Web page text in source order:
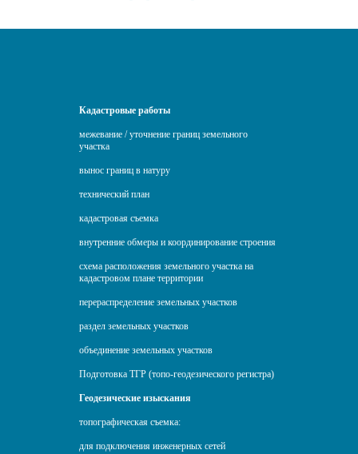
Кадастровые работы
межевание / уточнение границ земельного
участка
вынос границ в натуру
технический план
кадастровая съемка
внутренние обмеры и координирование строения
схема расположения земельного участка на
кадастровом плане территории
перераспределение земельных участков
раздел земельных участков
объединение земельных участков
Подготовка ТГР (топо-геодезического регистра)
Геодезические изыскания
топографическая съемка:
для подключения инженерных сетей